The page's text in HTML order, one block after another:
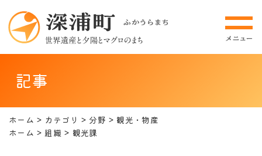
記事
ホーム カテゴリ 分野
観光・物産
ホーム
組織 観光課